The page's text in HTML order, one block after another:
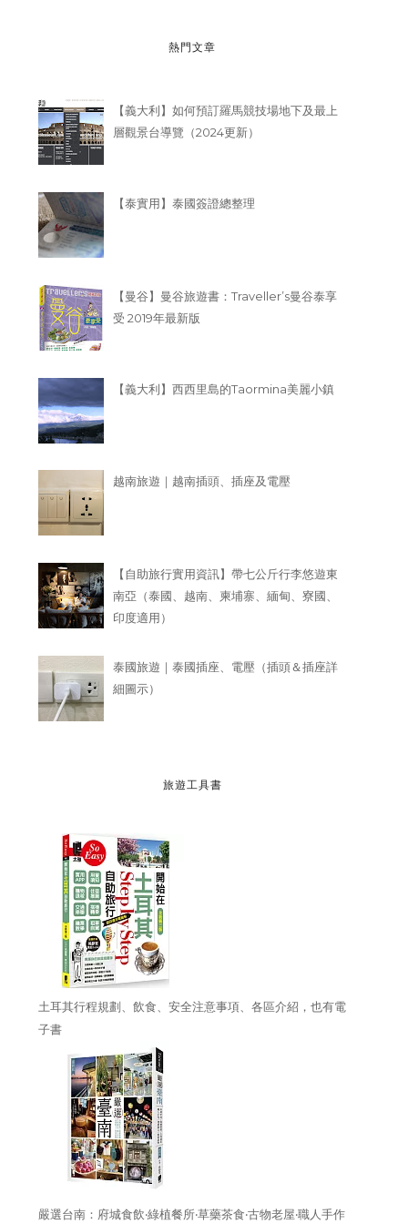
熱門文章
【義大利】如何預訂羅馬競技場地下及最上
層觀景台導覽（2024更新）
【泰實用】泰國簽證總整理
【曼谷】曼谷旅遊書：Traveller’s曼谷泰享
受 2019年最新版
【義大利】西西里島的Taormina美麗小鎮
越南旅遊｜越南插頭、插座及電壓
【自助旅行實用資訊】帶七公斤行李悠遊東
南亞（泰國、越南、柬埔寨、緬甸、寮國、
印度適用）
泰國旅遊｜泰國插座、電壓（插頭＆插座詳
細圖示）
旅遊工具書
土耳其行程規劃、飲食、安全注意事項、各區介紹，也有電
子書
嚴選台南：府城食飲‧綠植餐所‧草藥茶食‧古物老屋‧職人手作